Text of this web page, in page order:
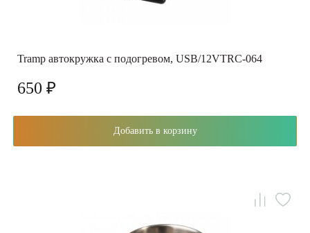
Tramp автокружка с подогревом, USB/12VTRC-064
650 ₽
Добавить в корзину